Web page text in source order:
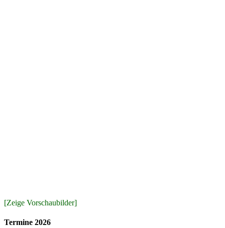
[Zeige Vorschaubilder]
Termine 2026